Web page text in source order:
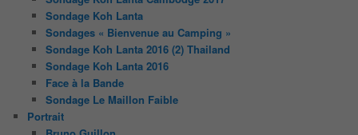
Sondage Koh Lanta
Sondages « Bienvenue au Camping »
Sondage Koh Lanta 2016 (2) Thailand
Sondage Koh Lanta 2016
Face à la Bande
Sondage Le Maillon Faible
Portrait